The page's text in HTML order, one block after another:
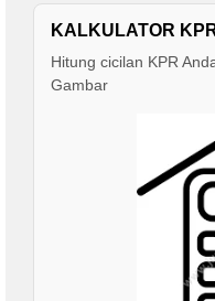
KALKULATOR
Hitung cicilan KPR
Gambar